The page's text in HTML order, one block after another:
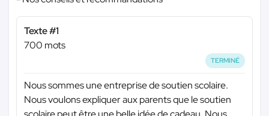
Texte #1
700 mots
TERMINÉ
Nous sommes une entreprise de soutien scolaire.
Nous voulons expliquer aux parents que le soutien